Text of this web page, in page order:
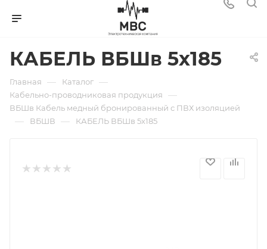
КАБЕЛЬ ВБШв 5х185
Главная — Каталог —
Кабельно-проводниковая продукция —
ВБШв Кабель медный бронированный с ПВХ изоляцией
— ВБШВ — КАБЕЛЬ ВБШв 5х185